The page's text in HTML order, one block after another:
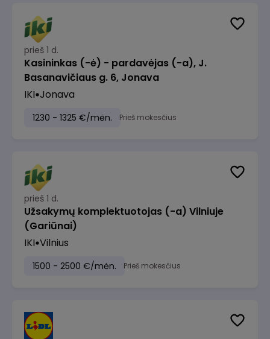
prieš 1 d.
Kasininkas (-ė) - pardavėjas (-a), J.
Basanavičiaus g. 6, Jonava
IKI Jonava
1230 - 1325 €/mėn. Prieš mokesčius
prieš 1 d.
Užsakymų komplektuotojas (-a) Vilniuje
(Gariūnai)
IKI Vilnius
1500 - 2500 €/mėn. Prieš mokesčius